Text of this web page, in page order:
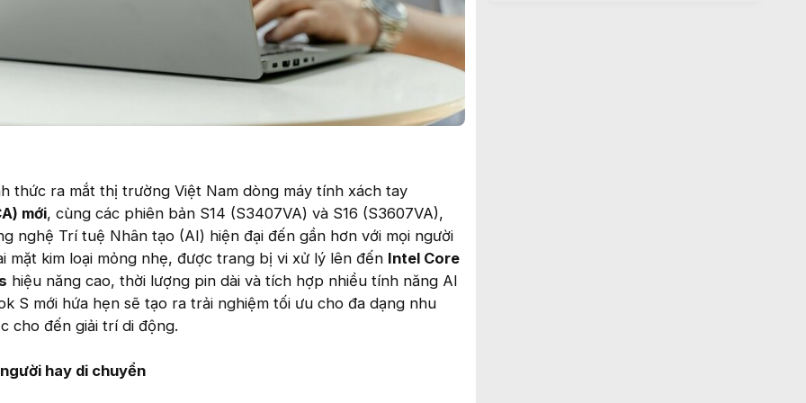
thức ra mắt thị trường Việt Nam dòng máy tính xách tay
mới, cùng các phiên bản S14 (S3407VA) và S16 (S3607VA),
nghệ Trí tuệ Nhân tạo (AI) hiện đại đến gần hơn với mọi người
mặt kim loại mỏng nhẹ, được trang bị vi xử lý lên đến Intel Core
hiệu năng cao, thời lượng pin dài và tích hợp nhiều tính năng AI
S mới hứa hẹn sẽ tạo ra trải nghiệm tối ưu cho đa dạng nhu
cho đến giải trí di động.
hay di chuyển